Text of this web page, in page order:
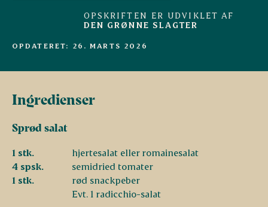
OPSKRIFTEN ER UDVIKLET AF
DEN GRØNNE SLAGTER
OPDATERET: 26. MARTS 2026
Ingredienser
Sprød salat
1 stk.
hjertesalat eller romainesalat
4 spsk.
semidried tomater
1 stk.
rød snackpeber
Evt. 1 radicchio-salat